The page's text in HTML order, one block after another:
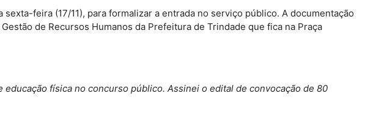
sexta-feira (17/11), para formalizar a entrada no serviço público. A documentação
de Recursos Humanos da Prefeitura de Trindade que fica na Praça
física no concurso público. Assinei o edital de convocação de 80